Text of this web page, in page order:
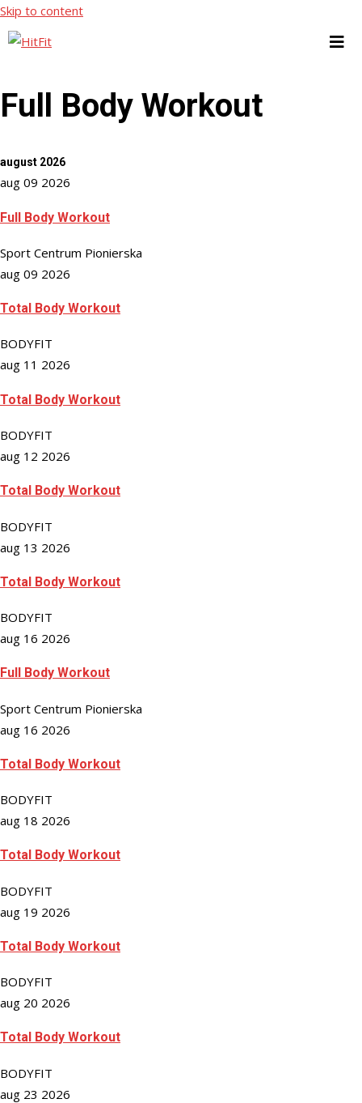
Skip to content
Full Body Workout
august 2026
aug 09 2026
Full Body Workout
Sport Centrum Pionierska
aug 09 2026
Total Body Workout
BODYFIT
aug 11 2026
Total Body Workout
BODYFIT
aug 12 2026
Total Body Workout
BODYFIT
aug 13 2026
Total Body Workout
BODYFIT
aug 16 2026
Full Body Workout
Sport Centrum Pionierska
aug 16 2026
Total Body Workout
BODYFIT
aug 18 2026
Total Body Workout
BODYFIT
aug 19 2026
Total Body Workout
BODYFIT
aug 20 2026
Total Body Workout
BODYFIT
aug 23 2026